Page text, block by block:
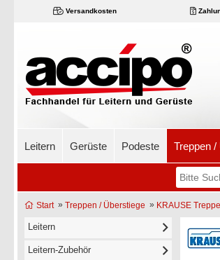
Versandkosten
Leitern Gerüste Podeste Treppen /
Start» Treppen / Überstiege » KRAUSE
Leitern
Leitern-Zubehör